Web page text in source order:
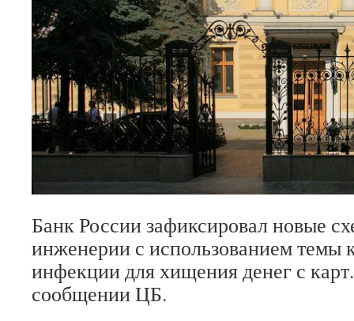
Банк России зафиксировал новые
инженерии с использованием темы
инфекции для хищения денег с
сообщении ЦБ.